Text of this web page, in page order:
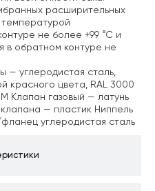
расширительных
температурой
не более +99 °С и
в обратном контуре не
— углеродистая сталь,
красного цвета, RAL 3000
Клапан газовый — латунь
— пластик Ниппель
углеродистая сталь